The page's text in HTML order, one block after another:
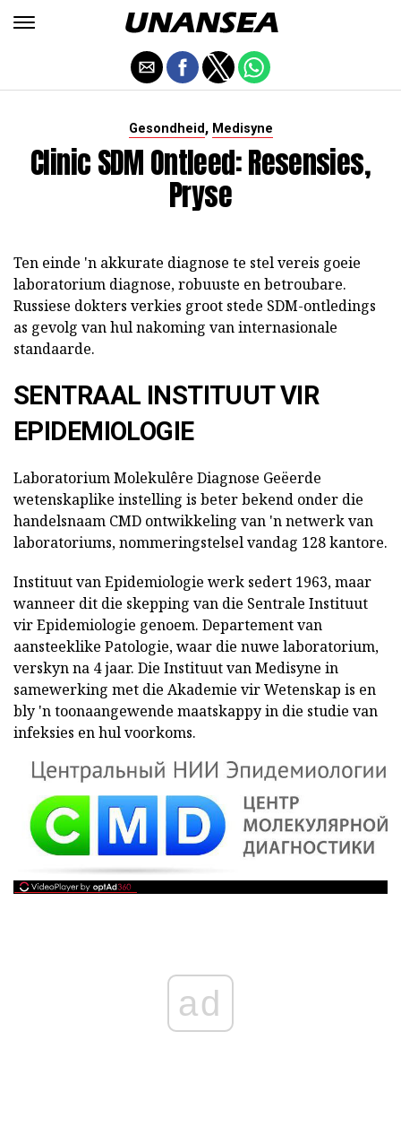
Gesondheid, Medisyne
Clinic SDM Ontleed: Resensies,
Pryse
Ten einde 'n akkurate diagnose te stel vereis goeie
laboratorium diagnose, robuuste en betroubare.
Russiese dokters verkies groot stede SDM-ontledings
as gevolg van hul nakoming van internasionale
standaarde.
SENTRAAL INSTITUUT VIR
EPIDEMIOLOGIE
Laboratorium Molekulêre Diagnose Geëerde
wetenskaplike instelling is beter bekend onder die
handelsnaam CMD ontwikkeling van 'n netwerk van
laboratoriums, nommeringstelsel vandag 128 kantore.
Instituut van Epidemiologie werk sedert 1963, maar
wanneer dit die skepping van die Sentrale Instituut
vir Epidemiologie genoem. Departement van
aansteeklike Patologie, waar die nuwe laboratorium,
verskyn na 4 jaar. Die Instituut van Medisyne in
samewerking met die Akademie vir Wetenskap is en
bly 'n toonaangewende maatskappy in die studie van
infeksies en hul voorkoms.
ad